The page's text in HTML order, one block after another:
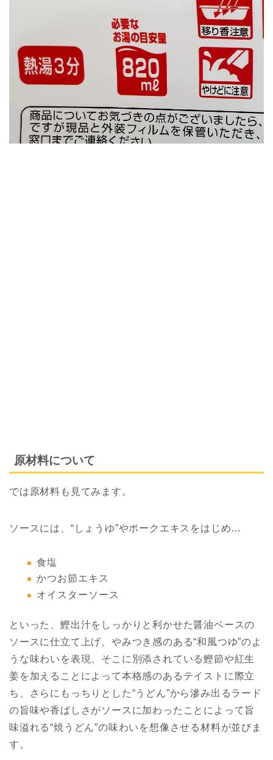
原材料について
では原材料も見てみます。
ソースには、“しょうゆ”やポークエキスをはじめ…
食塩
かつお節エキス
オイスターソース
といった、鰹出汁をしっかりと利かせた醤油ベースの
ソースに仕立て上げ、やみつき感のある“和風つゆ”のよ
うな味わいを表現、そこに別添されている鰹節や紅生
姜を加えることによって本格感のあるテイストに際立
ち、さらにもっちりとした“うどん”から滲み出るラード
の旨味や香ばしさがソースに加わったことによって旨
味溢れる“焼うどん”の味わいを想像させる材料が並びま
す。